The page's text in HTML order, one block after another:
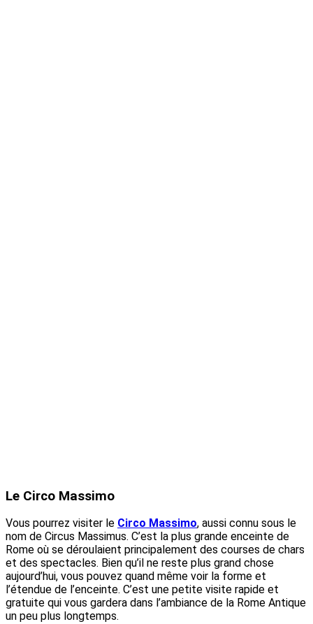
Le Circo Massimo
Vous pourrez visiter le Circo Massimo, aussi connu sous le
nom de Circus Massimus. C’est la plus grande enceinte de
Rome où se déroulaient principalement des courses de chars
et des spectacles. Bien qu’il ne reste plus grand chose
aujourd’hui, vous pouvez quand même voir la forme et
l’étendue de l’enceinte. C’est une petite visite rapide et
gratuite qui vous gardera dans l’ambiance de la Rome Antique
un peu plus longtemps.